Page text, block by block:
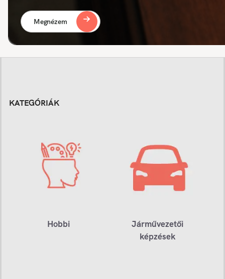
Megnézem
KATEGÓRIÁK
Hobbi
Járművezetői
képzések